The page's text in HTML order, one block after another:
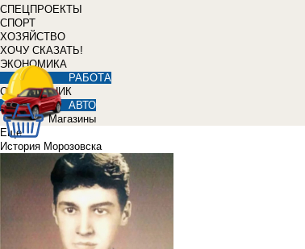
СПЕЦПРОЕКТЫ
СПОРТ
ХОЗЯЙСТВО
ХОЧУ СКАЗАТЬ!
ЭКОНОМИКА
РАБОТА
СПРАВОЧНИК
АВТО
Магазины
Еще
История Морозовска